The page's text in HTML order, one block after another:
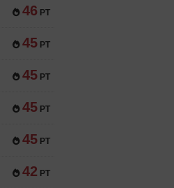
46 PT
45 PT
45 PT
45 PT
45 PT
42 PT